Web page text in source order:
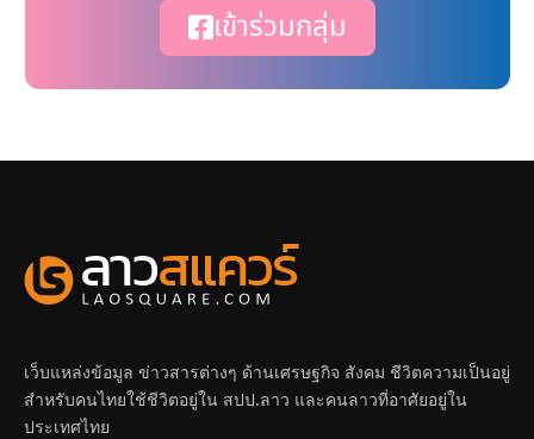
เข้าร่วมกลุ่ม
เว็บแหล่งข้อมูล ข่าวสารต่างๆ ด้านเศรษฐกิจ สังคม ชีวิตความเป็นอยู่
สำหรับคนไทยใช้ชีวิตอยู่ใน สปป.ลาว และคนลาวที่อาศัยอยู่ใน
ประเทศไทย